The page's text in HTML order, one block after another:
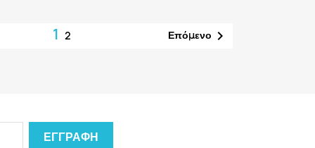
12 Επόμενο 